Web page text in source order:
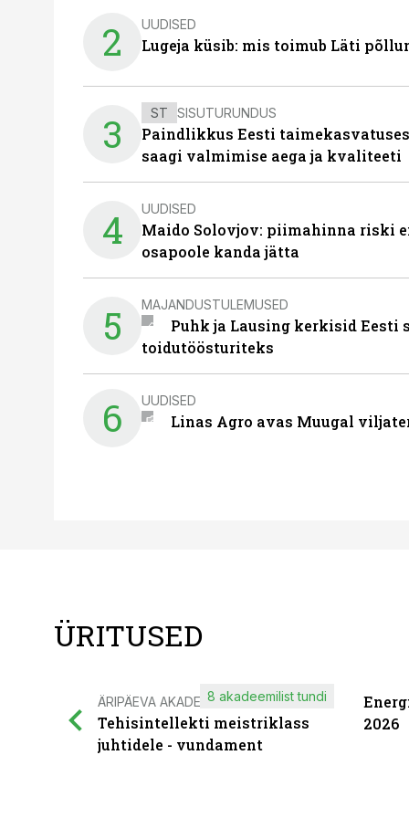
2 UUDISED
Lugeja küsib: mis toimub Läti
3 ST SISUTURUNDUS
Paindlikkus Eesti
saagi valmimise aega ja kvaliteeti
4 UUDISED
Maido Solovjov: piimahinna riski
osapoole kanda jätta
5 MAJANDUSTULEMUSED
Puhk ja Lausing kerkisid Eesti
toidutöösturiteks
6 UUDISED
Linas Agro avas Muugal
ÜRITUSED
ÄRIPÄEVA AKADEEMIA
Tehisintellekti meistriklass
juhtidele - vundament
8 akadeemilist tundi
2026